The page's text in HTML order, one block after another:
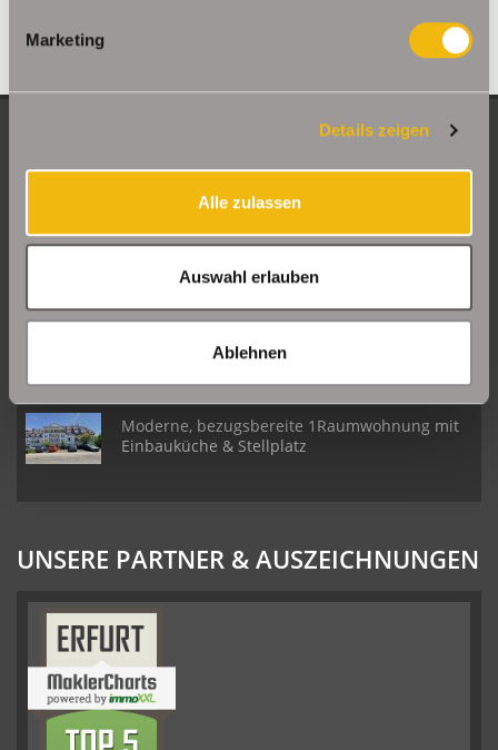
Marketing
Details zeigen
Alle zulassen
Auswahl erlauben
Ablehnen
Große Etagenwohnung mit 2 Balkonen in Erfurt
Schöne Erdgeschosswohnung mit Balkon in
Moderne, bezugsbereite 1Raumwohnung mit
Einbauküche & Stellplatz
UNSERE PARTNER & AUSZEICHNUNGEN